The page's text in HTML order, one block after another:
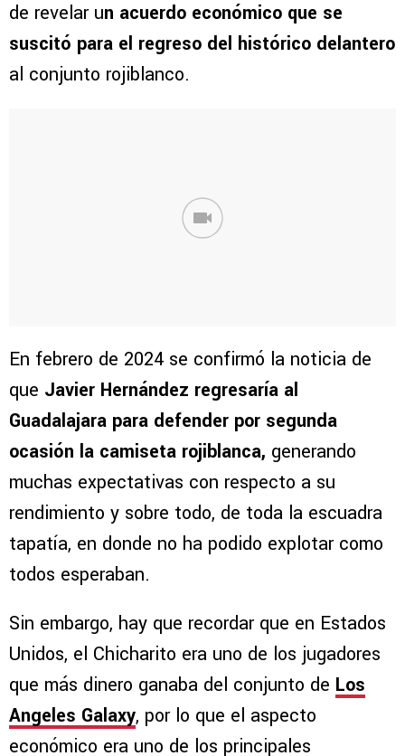
de revelar un acuerdo económico que se
suscitó para el regreso del histórico delantero
al conjunto rojiblanco.
En febrero de 2024 se confirmó la noticia de
que Javier Hernández regresaría al
Guadalajara para defender por segunda
ocasión la camiseta rojiblanca, generando
muchas expectativas con respecto a su
rendimiento y sobre todo, de toda la escuadra
tapatía, en donde no ha podido explotar como
todos esperaban.
Sin embargo, hay que recordar que en Estados
Unidos, el Chicharito era uno de los jugadores
que más dinero ganaba del conjunto de Los
Angeles Galaxy, por lo que el aspecto
económico era uno de los principales